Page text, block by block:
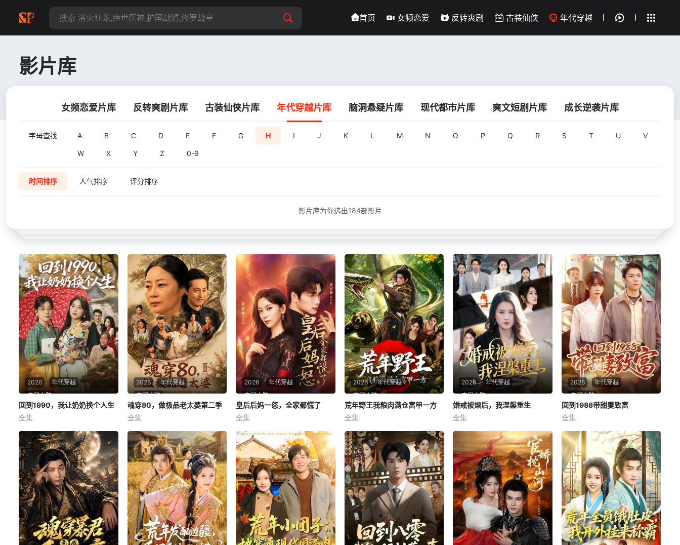
首页 女频恋爱 反转爽剧 古装仙侠 年代穿越返回首页
影片库
女频恋爱片库 反转爽剧片库 古装仙侠片库 年代穿越片库 脑洞悬疑片库 现代都市片库 爽文短剧片库 成长逆袭片库
字母查找 A B C D E F G H I J K L M N O P Q R S T U V
W X Y Z 0-9
时间排序 人气排序 评分排序
影片库为你选出184部影片
2026
年代穿越
中国大陆
回到1990，我让奶奶换个人生
回到1990，我让奶奶换个人生
回到1990，我让奶奶换个人生
全集
2026
年代穿越
中国大陆
魂穿80，做极品老太婆第二季
魂穿80，做极品老太婆第二季
魂穿80，做极品老太婆第二季
全集
2026
年代穿越
中国大陆
皇后后妈一怒，全家都慌了
皇后后妈一怒，全家都慌了
皇后后妈一怒，全家都慌了
全集
2026
年代穿越
中国大陆
荒年野王我粮肉满仓富甲一方
荒年野王我粮肉满仓富甲一方
荒年野王我粮肉满仓富甲一方
全集
2026
年代穿越
中国大陆
婚戒被熔后，我涅槃重生
婚戒被熔后，我涅槃重生
全集
2026
年代穿越
中国大陆
回到1988带甜妻致富
回到1988带甜妻致富
回到1988带甜妻致富
全集